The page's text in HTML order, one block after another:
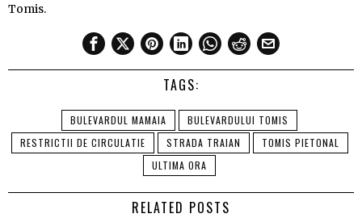
Tomis.
TAGS:
BULEVARDUL MAMAIA
BULEVARDULUI TOMIS
RESTRICTII DE CIRCULATIE
STRADA TRAIAN
TOMIS PIETONAL
ULTIMA ORA
RELATED POSTS